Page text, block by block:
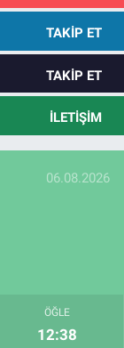
TAKIP ET
TAKIP ET
İLETIŞIM
06.08.2026
ÖĞLE
12:38